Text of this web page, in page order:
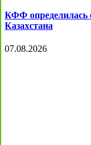
КФФ определилась
Казахстана
07.08.2026